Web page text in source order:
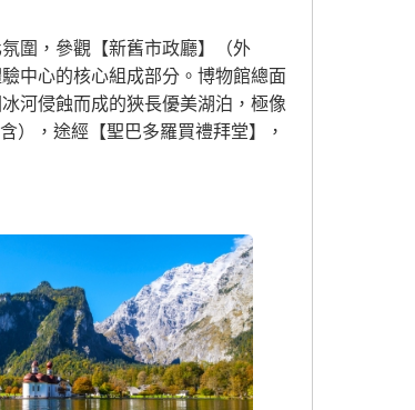
圍，參觀【新舊市政廳】（外
中心的核心組成部分。博物館總面
河侵蝕而成的狹長優美湖泊，極像
），途經【聖巴多羅買禮拜堂】，